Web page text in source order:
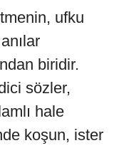
ufku
biridir.
sözler,
hale
koşun, ister